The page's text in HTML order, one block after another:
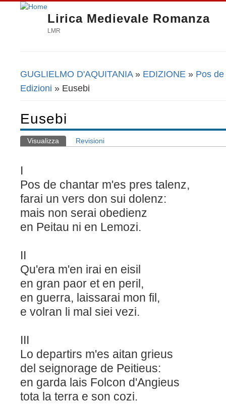
Lirica Medievale Romanza
LMR
Tu sei qui
GUGLIELMO D'AQUITANIA» EDIZIONE » Pos
Edizioni » Eusebi
Eusebi
Schede primarie
Visualizza (scheda attiva)
Revisioni
I
Pos de chantar m'es pres talenz,
farai un vers don sui dolenz:
mais non serai obedienz
en Peitau ni en Lemozi.
II
Qu'era m'en irai en eisil
en gran paor et en peril,
en guerra, laissarai mon fil,
e volran li mal siei vezi.
III
Lo departirs m'es aitan grieus
del seignorage de Peitieus:
en garda lais Folcon d'Angieus
tota la terra e son cozi.